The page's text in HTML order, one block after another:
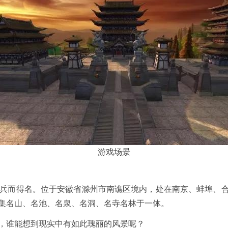
游戏场景
名。位于安徽省滁州市南谯区境内，处在南京、蚌埠、
山、名池、名泉、名洞、名寺名林于一体。
能想到现实中有如此瑰丽的风景呢？